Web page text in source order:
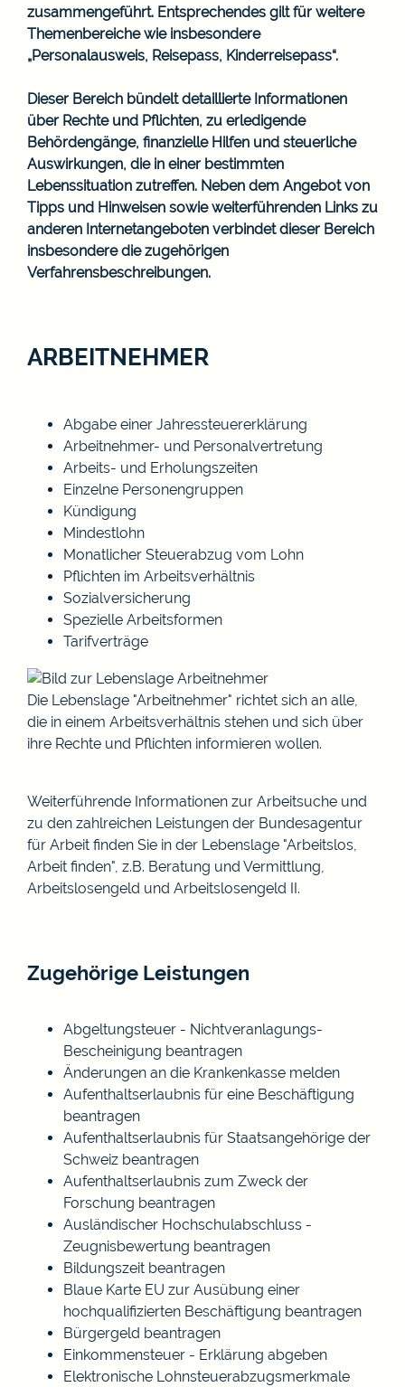
zusammengeführt. Entsprechendes gilt für weitere
Themenbereiche wie insbesondere
„Personalausweis, Reisepass, Kinderreisepass“.
Dieser Bereich bündelt detaillierte Informationen
über Rechte und Pflichten, zu erledigende
Behördengänge, finanzielle Hilfen und steuerliche
Auswirkungen, die in einer bestimmten
Lebenssituation zutreffen. Neben dem Angebot von
Tipps und Hinweisen sowie weiterführenden Links zu
anderen Internetangeboten verbindet dieser Bereich
insbesondere die zugehörigen
Verfahrensbeschreibungen.
ARBEITNEHMER
Abgabe einer Jahressteuererklärung
Arbeitnehmer- und Personalvertretung
Arbeits- und Erholungszeiten
Einzelne Personengruppen
Kündigung
Mindestlohn
Monatlicher Steuerabzug vom Lohn
Pflichten im Arbeitsverhältnis
Sozialversicherung
Spezielle Arbeitsformen
Tarifverträge
Die Lebenslage "Arbeitnehmer" richtet sich an alle,
die in einem Arbeitsverhältnis stehen und sich über
ihre Rechte und Pflichten informieren wollen.
Weiterführende Informationen zur Arbeitsuche und
zu den zahlreichen Leistungen der Bundesagentur
für Arbeit finden Sie in der Lebenslage "Arbeitslos,
Arbeit finden", z.B. Beratung und Vermittlung,
Arbeitslosengeld und Arbeitslosengeld II.
Zugehörige Leistungen
Abgeltungsteuer - Nichtveranlagungs-
Bescheinigung beantragen
Änderungen an die Krankenkasse melden
Aufenthaltserlaubnis für eine Beschäftigung
beantragen
Aufenthaltserlaubnis für Staatsangehörige der
Schweiz beantragen
Aufenthaltserlaubnis zum Zweck der
Forschung beantragen
Ausländischer Hochschulabschluss -
Zeugnisbewertung beantragen
Bildungszeit beantragen
Blaue Karte EU zur Ausübung einer
hochqualifizierten Beschäftigung beantragen
Bürgergeld beantragen
Einkommensteuer - Erklärung abgeben
Elektronische Lohnsteuerabzugsmerkmale